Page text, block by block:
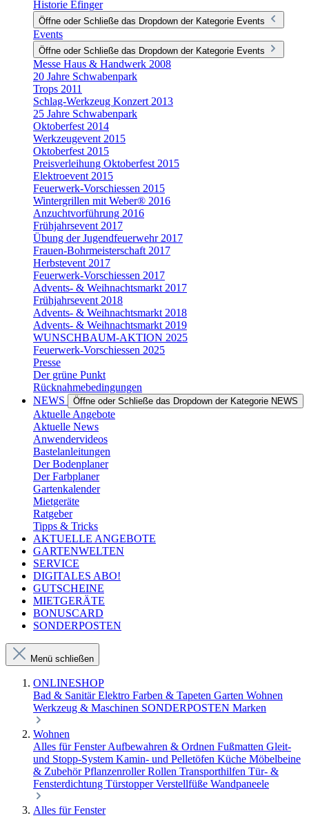
Historie Efinger
Öffne oder Schließe das Dropdown der Kategorie Events
Events
Öffne oder Schließe das Dropdown der Kategorie Events
Messe Haus & Handwerk 2008
20 Jahre Schwabenpark
Trops 2011
Schlag-Werkzeug Konzert 2013
25 Jahre Schwabenpark
Oktoberfest 2014
Werkzeugevent 2015
Oktoberfest 2015
Preisverleihung Oktoberfest 2015
Elektroevent 2015
Feuerwerk-Vorschiessen 2015
Wintergrillen mit Weber® 2016
Anzuchtvorführung 2016
Frühjahrsevent 2017
Übung der Jugendfeuerwehr 2017
Frauen-Bohrmeisterschaft 2017
Herbstevent 2017
Feuerwerk-Vorschiessen 2017
Advents- & Weihnachtsmarkt 2017
Frühjahrsevent 2018
Advents- & Weihnachtsmarkt 2018
Advents- & Weihnachtsmarkt 2019
WUNSCHBAUM-AKTION 2025
Feuerwerk-Vorschiessen 2025
Presse
Der grüne Punkt
Rücknahmebedingungen
NEWS
Öffne oder Schließe das Dropdown der Kategorie NEWS
Aktuelle Angebote
Aktuelle News
Anwendervideos
Bastelanleitungen
Der Bodenplaner
Der Farbplaner
Gartenkalender
Mietgeräte
Ratgeber
Tipps & Tricks
AKTUELLE ANGEBOTE
GARTENWELTEN
SERVICE
DIGITALES ABO!
GUTSCHEINE
MIETGERÄTE
BONUSCARD
SONDERPOSTEN
Menü schließen
ONLINESHOP
Bad & SanitärElektro Farben & Tapeten Garten Wohnen
Werkzeug & Maschinen SONDERPOSTEN Marken
Wohnen
Alles für FensterAufbewahren & Ordnen Fußmatten Gleit-
und Stopp-System Kamin- und Pelletöfen Küche Möbelbeine
& ZubehörPflanzenrollerRollen Transporthilfen Tür- &
Fensterdichtung TürstopperVerstellfüße Wandpaneele
Alles für Fenster